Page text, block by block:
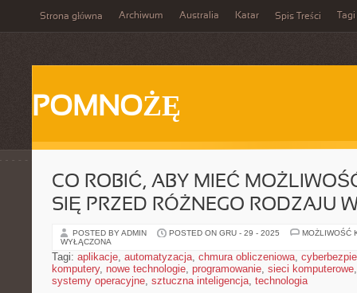
Strona główna Archiwum Australia Katar Spis Treści Tagi
POMNOŻĘ
CO ROBIĆ, ABY MIEĆ
SIĘ PRZED RÓŻNEGO RODZAJU
POSTED BY ADMIN POSTED ON GRU - 29 - 2025
MOŻLIWOŚĆ
WYŁĄCZONA
Tagi: aplikacje, automatyzacja, chmura obliczeniowa,
komputery, nowe technologie, programowanie, sieci komputerowe
systemy operacyjne, sztuczna inteligencja, technologia